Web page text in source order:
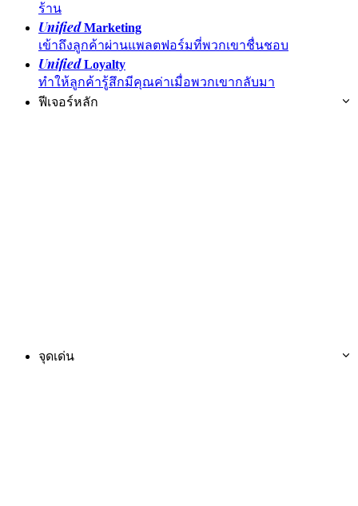
ร้าน
UnifiedMarketing
เข้าถึงลูกค้าผ่านแพลตฟอร์มที่พวกเขาชื่นชอบ
UnifiedLoyalty
ทำให้ลูกค้ารู้สึกมีคุณค่าเมื่อพวกเขากลับมา
ฟีเจอร์หลัก
จุดเด่น